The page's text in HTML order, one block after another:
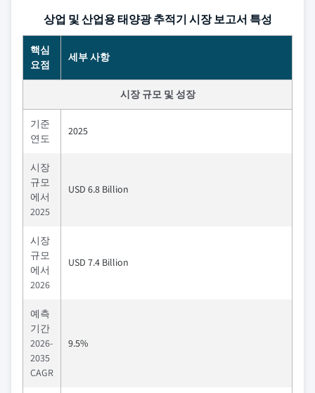
상업 및 산업용 태양광 추적기 시장 보고서 특성
핵심
요점
세부 사항
시장 규모 및 성장
기준
연도
2025
시장
규모
에서
2025
USD 6.8 Billion
시장
규모
에서
2026
USD 7.4 Billion
예측
기간
2026-
2035
CAGR
9.5%